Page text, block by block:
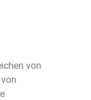
von